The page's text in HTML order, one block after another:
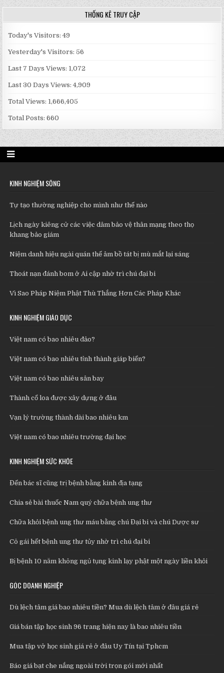
THỐNG KÊ TRUY CẬP
Today's Visitors:49
Yesterday's Visitors:56
Last 7 Days Views: 1,072
Last 30 Days Views:4,909
Total Views: 1,666,405
Total Posts:660
KINH NGHIỆM SỐNG
Tự tạo thường nghiệp cho mình như thế nào
Lịch ngày kiêng cử các việc dâm bảo vệ thân mạng theo thọ
khang bảo giám
Niệm danh hiệu ngài quán thế âm bồ tát bị mù mắt lại sáng
Thoát nạn đánh bom ở Ai cập nhờ trì chú đại bi
Vì Sao Pháp Niệm Phật Thù Thắng Hơn Các Pháp Khác
KINH NGHIỆM GIÁO DỤC
Việt nam có bao nhiêu đảo?
Việt nam có bao nhiêu tỉnh thành giáp biển?
Việt nam có bao nhiêu sân bay
Thành cổ loa được xây dựng ở đâu
Vạn lý trường thành dài bao nhiêu km
Việt nam có bao nhiêu trường đại học
KINH NGHIỆM SỨC KHỎE
Đến bác sĩ cũng trị bệnh bằng kinh địa tạng
Chia sẻ bài thuốc Nam quý chữa bệnh ung thư
Chữa khỏi bệnh ung thư máu bằng chú Đại bi và chú Dược sư
Cô gái hết bệnh ung thư tủy nhờ trì chú đại bi
Bị bệnh 10 năm không ngủ tụng kinh lạy phật một ngày liền khỏi
GÓC DOANH NGHIỆP
Dù lệch tâm giá bao nhiêu tiền? Mua dù lệch tâm ở đâu giá rẻ
Giá bán tập học sinh 96 trang hiện nay là bao nhiêu tiền
Mua tập vở học sinh giá rẻ ở đâu Uy Tín tại Tphcm
Báo giá bạt che nắng ngoài trời trọn gói mới nhất